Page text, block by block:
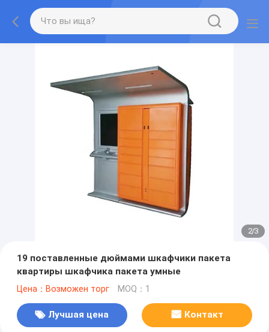
2/3
19 поставленные дюймами шкафчики пакета
квартиры шкафчика пакета умные
Цена：Возможен торг MOQ：1
Лучшая цена Контакт